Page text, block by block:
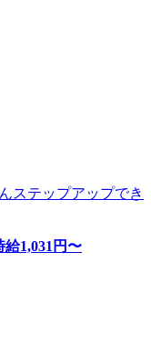
ステップアップでき
給1,031 円〜